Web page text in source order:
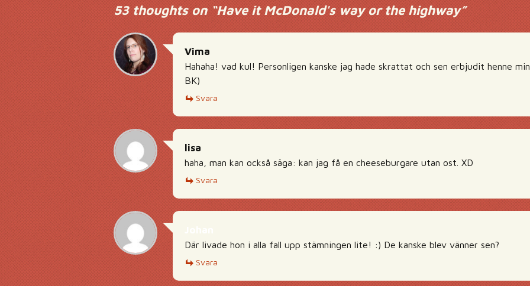
53 thoughts on “Have it McDonald's way or the highway”
Vima
Hahaha! vad kul! Personligen kanske jag hade skrattat och sen erbjudit henne
BK)
Svara
lisa
haha, man kan också säga: kan jag få en cheeseburgare utan ost. XD
Svara
Där livade hon i alla fall upp stämningen lite! :) De kanske blev vänner sen?
Svara